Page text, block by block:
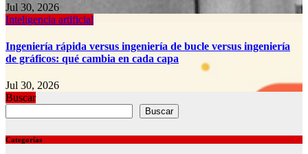
Jul 30, 2026
Inteligencia artificial
Ingeniería rápida versus ingeniería de bucle versus ingeniería
de gráficos: qué cambia en cada capa
Jul 30, 2026
Buscar
Buscar
Categorías